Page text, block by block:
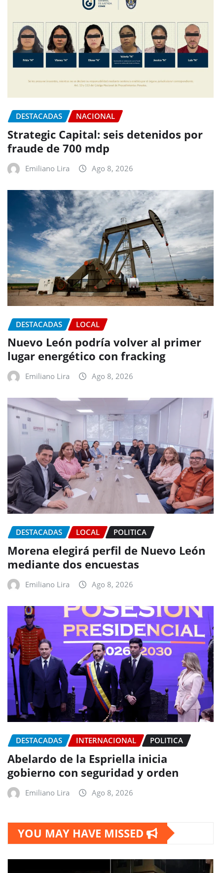
DESTACADAS NACIONAL
Strategic Capital: seis detenidos por
fraude de 700 mdp
Emiliano Lira Ago 8, 2026
DESTACADAS LOCAL
Nuevo León podría volver al primer
lugar energético con fracking
Emiliano Lira Ago 8, 2026
DESTACADAS LOCAL POLITICA
Morena elegirá perfil de Nuevo León
mediante dos encuestas
Emiliano Lira Ago 8, 2026
DESTACADAS INTERNACIONAL POLITICA
Abelardo de la Espriella inicia
gobierno con seguridad y orden
Emiliano Lira Ago 8, 2026
YOU MAY HAVE MISSED